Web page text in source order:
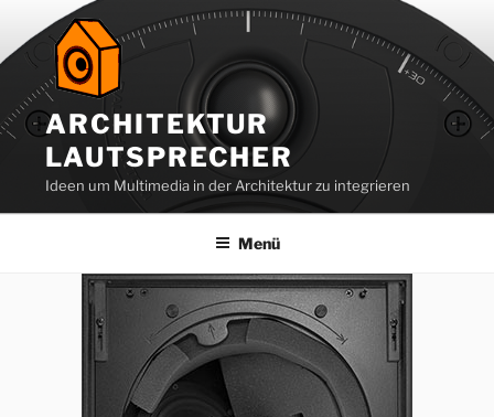
Inhalt
springen
ARCHITEKTUR
LAUTSPRECHER
Ideen um Multimedia in der Architektur zu integrieren
Menü